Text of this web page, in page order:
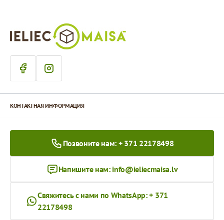
КОНТАКТНАЯ ИНФОРМАЦИЯ
Позвоните нам: + 371 22178498
Напишите нам: info@ieliecmaisa.lv
Свяжитесь с нами по WhatsApp: + 371
22178498